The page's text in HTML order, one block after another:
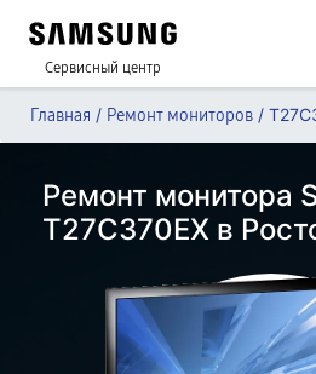
Сервисный центр
Главная / Ремонт мониторов /
Ремонт монитора
T27C370EX в